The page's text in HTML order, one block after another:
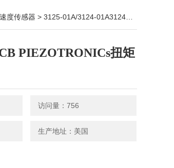
度传感器 > 3125-01A/3124-01A3124-02A原装PCB PIEZOTRONICs扭矩传感器
PIEZOTRONICs扭矩
访问量：756
生产地址：美国